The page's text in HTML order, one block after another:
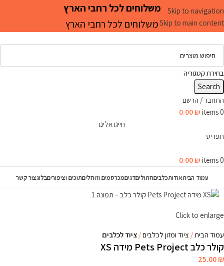
Skip to navigation
Skip to main content
משלוחים לכל רחבי הארץ
משלוחים לכל רחבי הארץ
בחירת קטגוריה
Search
התחבר / הרשם
0
items
0.00 ₪
חייגו אלינו
תפריט
0
items
0.00 ₪
עמוד הביתאודותכלביםחתוליםדגיםמכרסמים וזוחליםתוכים וציפוריםבלוגצור קשר
Click to enlarge
עמוד הבית ציוד ומזון לכלבים ציוד לכלבים
קולר כלב Pets Project מידה XS
25.00₪